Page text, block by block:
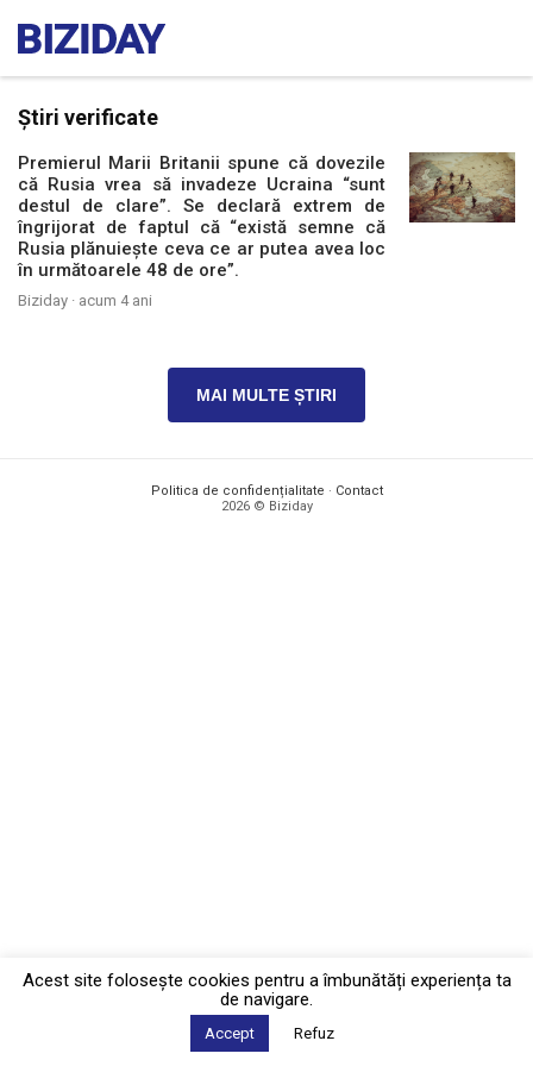
Știri verificate
Premierul Marii Britanii spune că dovezile
că Rusia vrea să invadeze Ucraina “sunt
destul de clare”. Se declară extrem de
îngrijorat de faptul că “există semne că
Rusia plănuiește ceva ce ar putea avea loc
în următoarele 48 de ore”.
Biziday · acum 4 ani
MAI MULTE ȘTIRI
Politica de confidențialitate · Contact
2026 © Biziday
Acest site foloseşte cookies pentru a îmbunătăți experiența ta
de navigare.
Accept Refuz